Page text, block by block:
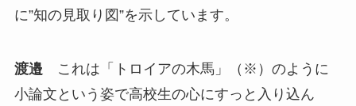
に”知の見取り図”を示しています。
渡邉 これは「トロイアの木馬」（※）のように
小論文という姿で高校生の心にすっと入り込ん